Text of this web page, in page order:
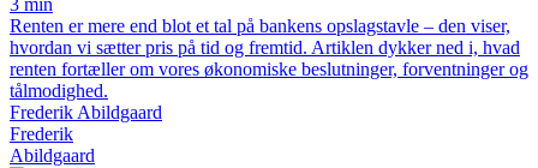
3 min
Renten er mere end blot et tal på bankens opslagstavle – den viser,
hvordan vi sætter pris på tid og fremtid. Artiklen dykker ned i, hvad
renten fortæller om vores økonomiske beslutninger, forventninger og
tålmodighed.
Frederik Abildgaard
Frederik
Abildgaard